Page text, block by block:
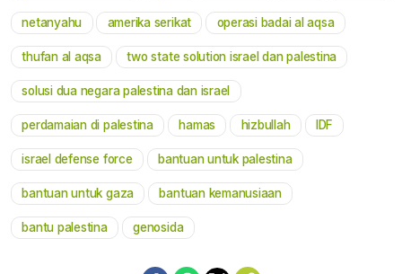
netanyahu amerika serikat operasi badai al aqsa
thufan al aqsa two state solution israel dan palestina
solusi dua negara palestina dan israel
perdamaian di palestina hamas hizbullah IDF
israel defense force bantuan untuk palestina
bantuan untuk gaza bantuan kemanusiaan
bantu palestina genosida